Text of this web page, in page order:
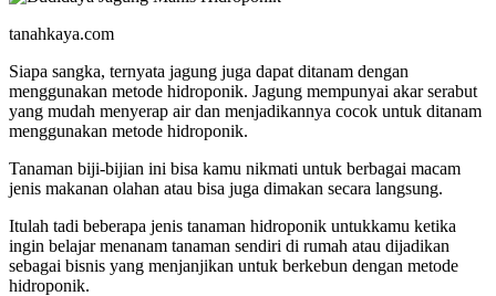
tanahkaya.com
Siapa sangka, ternyata jagung juga dapat ditanam dengan
menggunakan metode hidroponik. Jagung mempunyai akar serabut
yang mudah menyerap air dan menjadikannya cocok untuk ditanam
menggunakan metode hidroponik.
Tanaman biji-bijian ini bisa kamu nikmati untuk berbagai macam
jenis makanan olahan atau bisa juga dimakan secara langsung.
Itulah tadi beberapa jenis tanaman hidroponik untukkamu ketika
ingin belajar menanam tanaman sendiri di rumah atau dijadikan
sebagai bisnis yang menjanjikan untuk berkebun dengan metode
hidroponik.